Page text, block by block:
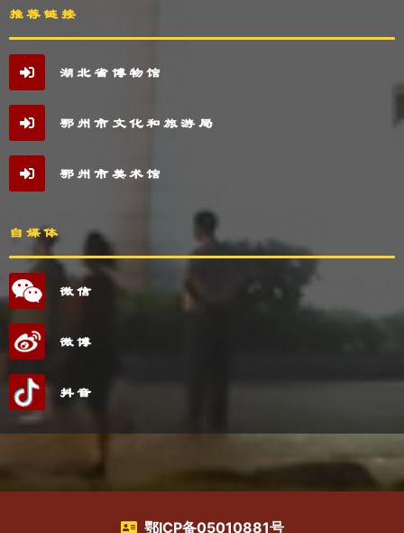
推荐链接
湖北省博物馆
鄂州市文化和旅游局
鄂州市美术馆
自媒体
微信
微博
抖音
鄂ICP备05010881号